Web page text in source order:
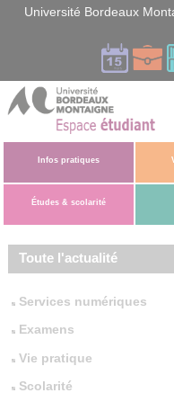
Université Bordeaux
Infos pratiques
Études & scolarité
Toute l'actualité
Services numériques
Examens
Vie pratique
Scolarité
Gestion des cookies